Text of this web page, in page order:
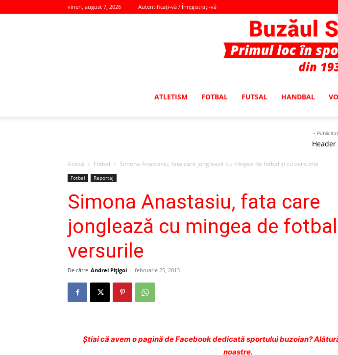
vineri, august 7, 2026 Autentificați-vă / Înregistrați-vă
ATLETISM FOTBAL FUTSAL HANDBAL
-
Header
Acasă Fotbal Simona Anastasiu, fata care jonglează cu mingea de fotbal şi cu versurile
Fotbal Reportaj
Simona Anastasiu, fata care
jonglează cu mingea de
versurile
De către Andrei Pițigoi - februarie 25, 2013
Ştiai că avem o pagină de Facebook dedicată sportului buzoian?
noastre.